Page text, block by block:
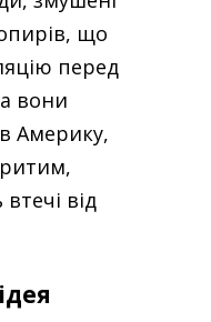
що
перед
вони
в Америку,
від